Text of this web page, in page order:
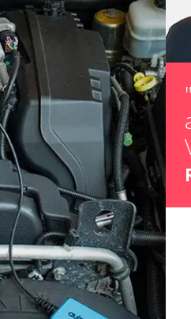
Verfügbarkeit abhängig von Modell,